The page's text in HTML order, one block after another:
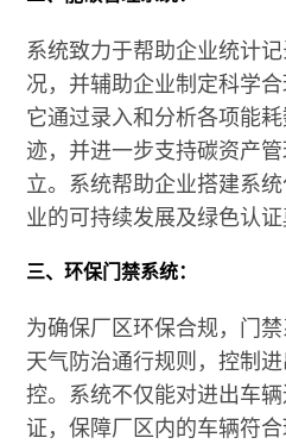
系统致力于帮助企业统计
况，并辅助企业制定科学合
它通过录入和分析各项能
迹，并进一步支持碳资产
立。系统帮助企业搭建系
业的可持续发展及绿色认证
三、环保门禁系统：
为确保厂区环保合规，门
天气防治通行规则，控制
控。系统不仅能对进出车
证，保障厂区内的车辆符